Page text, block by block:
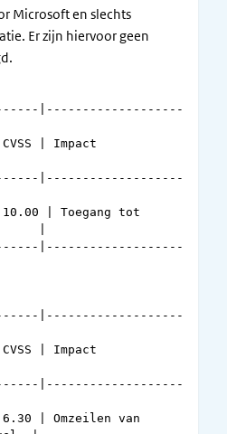
Microsoft en slechts
Er zijn hiervoor geen
|-------------------
| Impact
|-------------------
10.00 | Toegang tot
|
|-------------------
|-------------------
| Impact
|-------------------
6.30 | Omzeilen van